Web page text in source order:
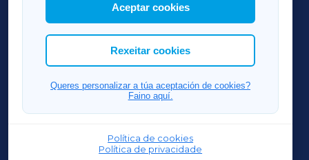
Así mesmo, podes personalizar a elección das
cookies que desexas permitir.
Aceptar cookies
Rexeitar cookies
Queres personalizar a túa aceptación de cookies?
Faino aquí.
Política de cookies
Política de privacidade
RIBEIRASACRAXA
ACORUÑAXA
FERROLXA
OURENSEXA